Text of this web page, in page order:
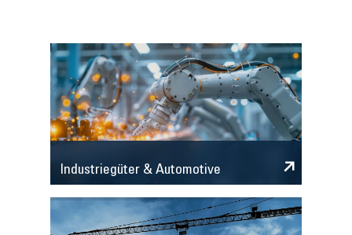
Industriegüter & Automotive